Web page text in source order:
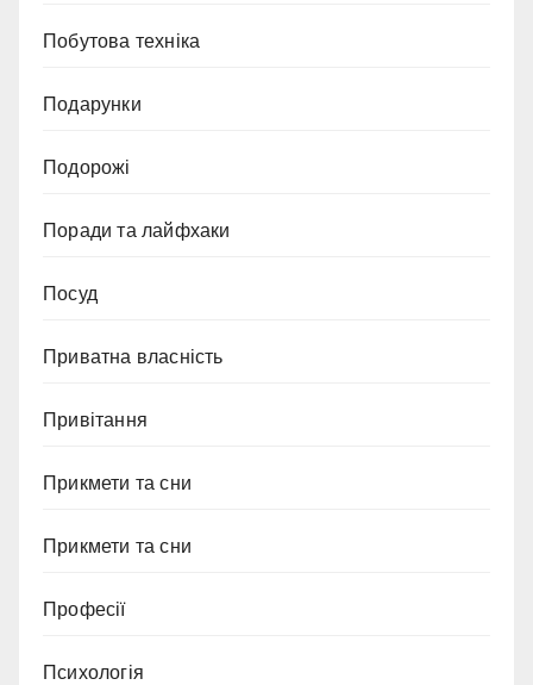
Побутова техніка
Подарунки
Подорожі
Поради та лайфхаки
Посуд
Приватна власність
Привітання
Прикмети та сни
Прикмети та сни
Професії
Психологія